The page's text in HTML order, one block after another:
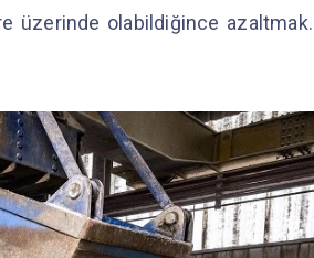
üzerinde olabildiğince azaltmak.